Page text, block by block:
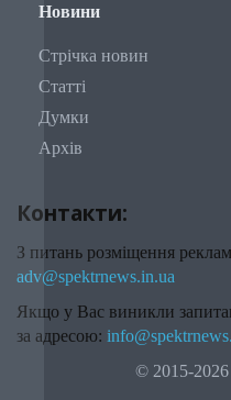
Новини
Стрічка новин
Статті
Думки
Архів
Контакти:
З питань розміщення
adv@spektrnews.in.ua
Якщо у Вас виникли
за адресою:
© 2015-